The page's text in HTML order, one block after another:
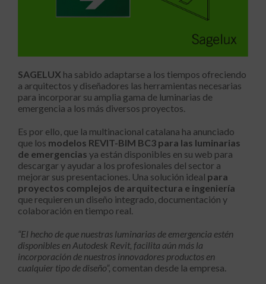
SAGELUX ha sabido adaptarse a los tiempos ofreciendo
a arquitectos y diseñadores las herramientas necesarias
para incorporar su amplia gama de luminarias de
emergencia a los más diversos proyectos.
Es por ello, que la multinacional catalana ha anunciado
que los modelos REVIT-BIM BC3 para las luminarias
de emergencias ya están disponibles en su web para
descargar y ayudar a los profesionales del sector a
mejorar sus presentaciones. Una solución ideal para
proyectos complejos de arquitectura e ingeniería
que requieren un diseño integrado, documentación y
colaboración en tiempo real.
“El hecho de que nuestras luminarias de emergencia estén
disponibles en Autodesk Revit, facilita aún más la
incorporación de nuestros innovadores productos en
cualquier tipo de diseño”, comentan desde la empresa.